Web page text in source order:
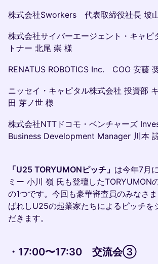
株式会社Sworkers 代表取締役社長 坡
株式会社サイバーエージェント・キャ
トナー 北尾 崇 様
RENATUS ROBOTICS Inc. COO 安藤
ニッセイ・キャピタル株式会社 投資部
田 芽ノ世 様
株式会社NTTドコモ・ベンチャーズ
Business Development Manager 川本
「U25 TORYUMONピッチ」 は今年7月
ミー 小川 嶺 氏も登壇したTORYUMON
の1つです。今回も豪華審査員のみなさ
ばれしU25の起業家たちによるピッチを
だきます。
・17:00〜17:30 交流会③